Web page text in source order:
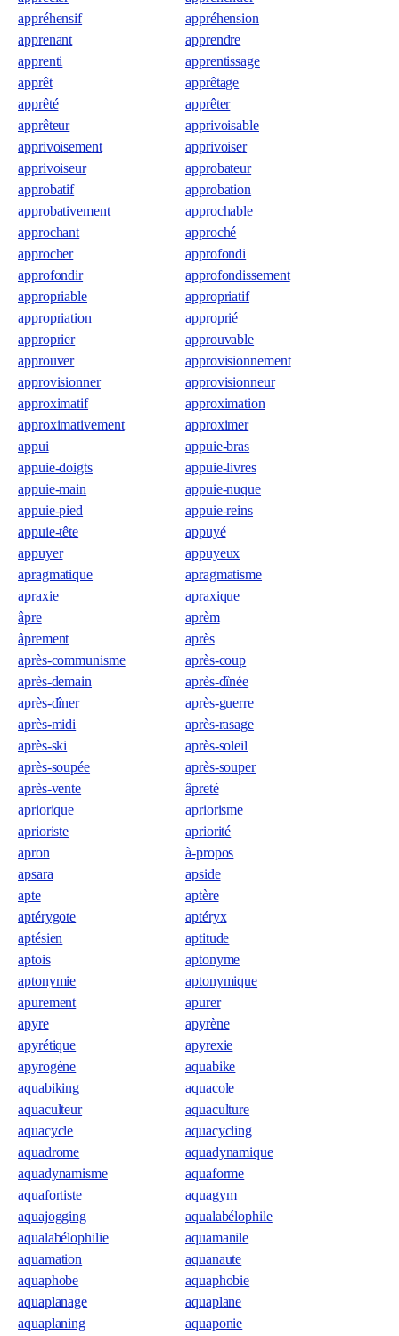
appréhensif
appréhension
apprenant
apprendre
apprenti
apprentissage
apprêt
apprêtage
apprêté
apprêter
apprêteur
apprivoisable
apprivoisement
apprivoiser
apprivoiseur
approbateur
approbatif
approbation
approbativement
approchable
approchant
approché
approcher
approfondi
approfondir
approfondissement
appropriable
appropriatif
appropriation
approprié
approprier
approuvable
approuver
approvisionnement
approvisionner
approvisionneur
approximatif
approximation
approximativement
approximer
appui
appuie-bras
appuie-doigts
appuie-livres
appuie-main
appuie-nuque
appuie-pied
appuie-reins
appuie-tête
appuyé
appuyer
appuyeux
apragmatique
apragmatisme
apraxie
apraxique
âpre
aprèm
âprement
après
après-communisme
après-coup
après-demain
après-dînée
après-dîner
après-guerre
après-midi
après-rasage
après-ski
après-soleil
après-soupée
après-souper
après-vente
âpreté
apriorique
apriorisme
aprioriste
apriorité
apron
à-propos
apsara
apside
apte
aptère
aptérygote
aptéryx
aptésien
aptitude
aptois
aptonyme
aptonymie
aptonymique
apurement
apurer
apyre
apyrène
apyrétique
apyrexie
apyrogène
aquabike
aquabiking
aquacole
aquaculteur
aquaculture
aquacycle
aquacycling
aquadrome
aquadynamique
aquadynamisme
aquaforme
aquafortiste
aquagym
aquajogging
aqualabélophile
aqualabélophilie
aquamanile
aquamation
aquanaute
aquaphobe
aquaphobie
aquaplanage
aquaplane
aquaplaning
aquaponie